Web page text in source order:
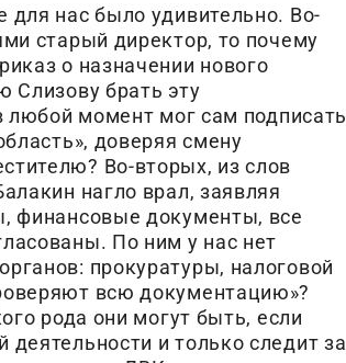
для нас было удивительно. Во-
старый директор, то почему
о назначении нового
Слизову брать эту
любой момент мог сам подписать
доверяя смену
Во-вторых, из слов
нагло врал, заявляя
финансовые документы, все
По ним у нас нет
прокуратуры, налоговой
всю документацию»?
рода они могут быть, если
и только следит за